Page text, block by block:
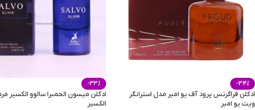
-34%
ادکلن فراگرنس پرود آف یو امبر مدل استرانگر
ویت یو امبر
-33%
ادکلن میسون الحمبرا سالوو الکسیر
الکسیر